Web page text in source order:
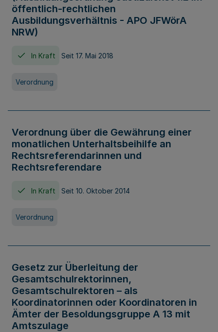
öffentlich-rechtlichen
Ausbildungsverhältnis - APO JFWörA
NRW)
In Kraft Seit 17. Mai 2018
Verordnung
Verordnung über die Gewährung einer
monatlichen Unterhaltsbeihilfe an
Rechtsreferendarinnen und
Rechtsreferendare
In Kraft Seit 10. Oktober 2014
Verordnung
Gesetz zur Überleitung der
Gesamtschulrektorinnen,
Gesamtschulrektoren – als
Koordinatorinnen oder Koordinatoren in
Ämter der Besoldungsgruppe A 13 mit
Amtszulage